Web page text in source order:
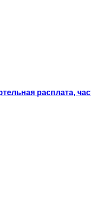
расплата,